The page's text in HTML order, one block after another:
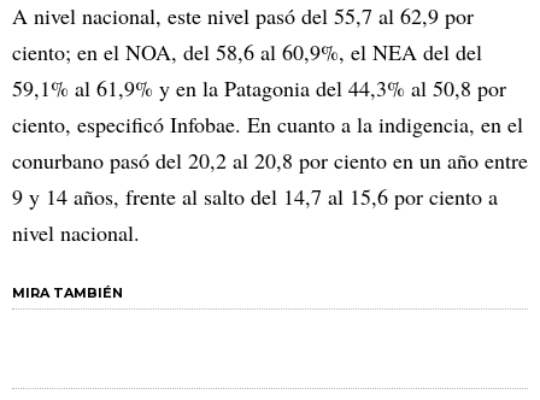
A nivel nacional, este nivel pasó del 55,7 al 62,9 por
ciento; en el NOA, del 58,6 al 60,9%, el NEA del del
59,1% al 61,9% y en la Patagonia del 44,3% al 50,8 por
ciento, especificó Infobae. En cuanto a la indigencia, en el
conurbano pasó del 20,2 al 20,8 por ciento en un año entre
9 y 14 años, frente al salto del 14,7 al 15,6 por ciento a
nivel nacional.
MIRA TAMBIÉN